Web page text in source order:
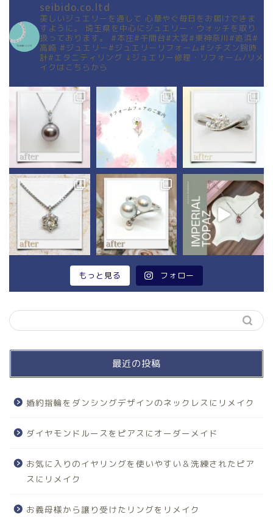
seibido.co.ltd
美しいジュエリーを通して 心華やぐ毎日をお届けできま
すように。
埼玉県を中心にジュエリー・ウォッチを取り
扱っております。
#本庄#千間台#大宮#東神奈川#追浜#
高崎 #ジュエリー#ジュエリーリフォーム#シチズン腕時
計#エタニティリング ↓ジュエリー修理・リフォーム/リメ
イクはこちらから
もっと見る フォロー
最近の投稿
婚約指輪をダンシングデザインのネックレスにリメイク
ダイヤモンドルースをピアスにオーダーメイド
お気に入りのイヤリングを使いやすい＆洗練されたピア
スにリメイク
お義母様から譲り受けたリングをリメイク